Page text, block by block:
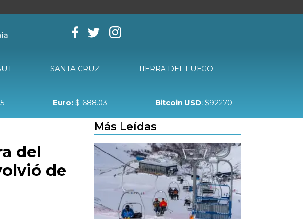
SANTA CRUZ TIERRA DEL FUEGO
Euro: $1688.03 Bitcoin USD: $92270
SANTA CRUZ TIERRA DEL FUEGO
del
de
Más Leídas